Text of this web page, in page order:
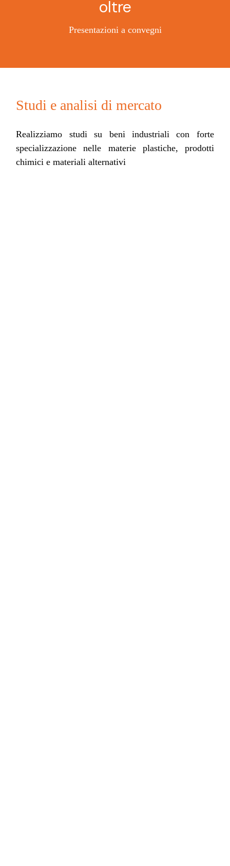
Presentazioni a convegni
Studi e analisi di mercato
Realizziamo studi su beni industriali con forte
specializzazione nelle materie plastiche, prodotti
chimici e materiali alternativi